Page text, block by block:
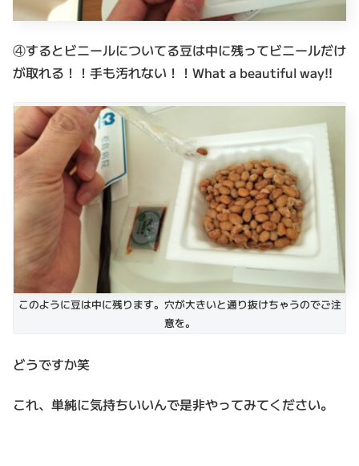
④するとビニールについてる豆は中に残ってビニールだけ
が取れる！！手も汚れない！！What a beautiful way!!
このように豆は中に残ります。穴が大きいと通り抜けちゃうのでご注
意を。
どうですか笑
これ、単純に気持ちいいんで是非やってみてください。